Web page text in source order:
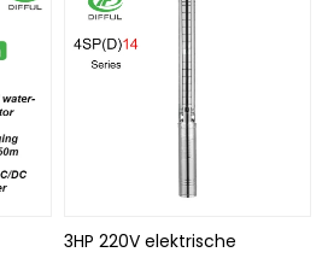
3HP 220V elektrische